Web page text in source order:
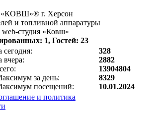
г. Херсон
и топливной аппаратуры
студия «Ковш»
1, Гостей: 23
сегодня:
вчера:
за день:
посещений:
328
2882
13904804
8329
10.01.2024
и политика